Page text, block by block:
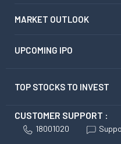
MARKET OUTLOOK
UPCOMING IPO
TOP STOCKS TO INVEST
CUSTOMER SUPPORT :
18001020